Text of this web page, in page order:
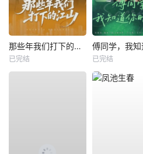
那些年我们打下的江山
已完结 已完结